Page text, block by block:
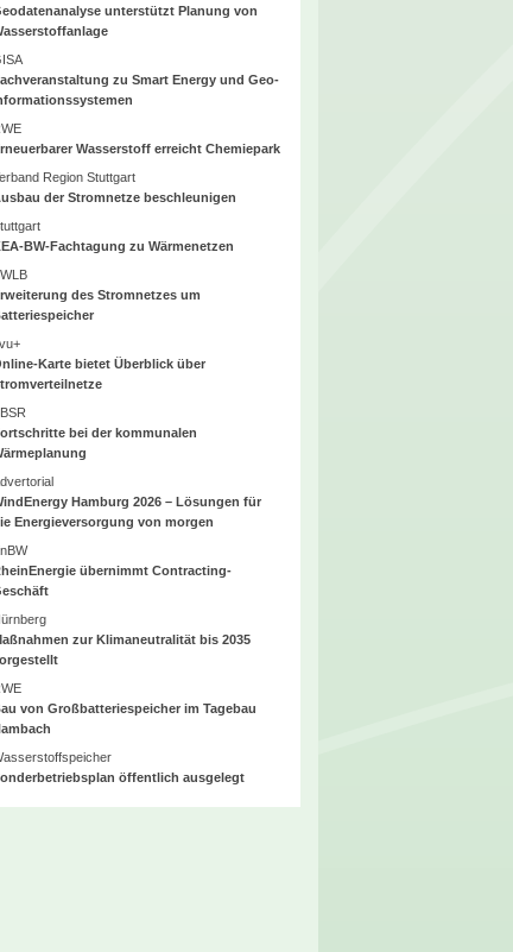
unterstützt Planung von
zu Smart Energy und Geo-
Wasserstoff erreicht Chemiepark
Region Stuttgart
der Stromnetze beschleunigen
BW-Fachtagung zu Wärmenetzen
des Stromnetzes um
Karte bietet Überblick über
bei der kommunalen
Hamburg 2026 – Lösungen für
Energieversorgung von morgen
übernimmt Contracting-
zur Klimaneutralität bis 2035
von Großbatteriespeicher im Tagebau
öffentlich ausgelegt